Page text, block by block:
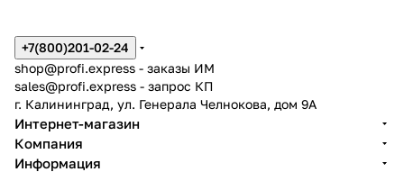
+7(800)201-02-24
shop@profi.express - заказы ИМ
sales@profi.express - запрос КП
г. Калининград, ул. Генерала Челнокова, дом 9A
Интернет-магазин
Компания
Информация